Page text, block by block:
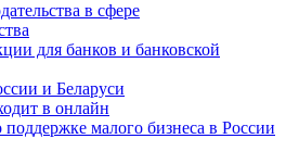
в сфере
для банков и банковской
и Беларуси
в онлайн
поддержке малого бизнеса в России